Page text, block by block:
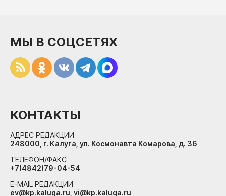
МЫ В СОЦСЕТЯХ
КОНТАКТЫ
АДРЕС РЕДАКЦИИ
248000, г. Калуга, ул. Космонавта Комарова, д. 36
ТЕЛЕФОН/ФАКС
+7(4842)79-04-54
E-MAIL РЕДАКЦИИ
ev@kp.kaluga.ru, vi@kp.kaluga.ru